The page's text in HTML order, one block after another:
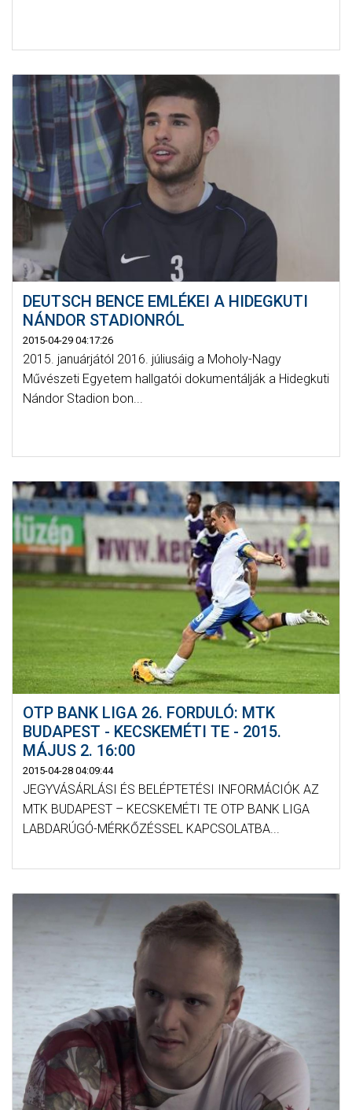
DEUTSCH BENCE EMLÉKEI A HIDEGKUTI
NÁNDOR STADIONRÓL
2015-04-29 04:17:26
2015. januárjától 2016. júliusáig a Moholy-Nagy
Művészeti Egyetem hallgatói dokumentálják a Hidegkuti
Nándor Stadion bon...
OTP BANK LIGA 26. FORDULÓ: MTK
BUDAPEST - KECSKEMÉTI TE - 2015.
MÁJUS 2. 16:00
2015-04-28 04:09:44
JEGYVÁSÁRLÁSI ÉS BELÉPTETÉSI INFORMÁCIÓK AZ
MTK BUDAPEST – KECSKEMÉTI TE OTP BANK LIGA
LABDARÚGÓ-MÉRKŐZÉSSEL KAPCSOLATBA...